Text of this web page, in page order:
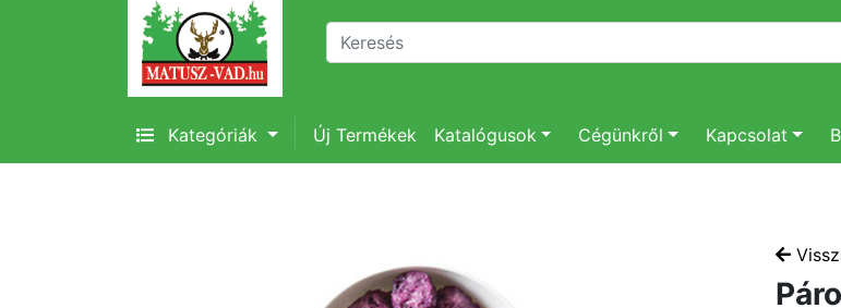
Kategóriák Új Termékek Katalógusok Cégünkről Kapcsolat